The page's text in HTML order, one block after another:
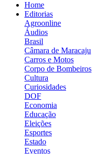
Home
Editorias
Agroonline
Áudios
Brasil
Câmara de Maracaju
Carros e Motos
Corpo de Bombeiros
Cultura
Curiosidades
DOF
Economia
Educação
Eleições
Esportes
Estado
Eventos